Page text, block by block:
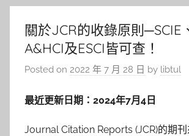
關於JCR的收錄原則─SCIE
A&HCI及ESCI皆可查！
Posted on 2022 年 7 月 28 日 by libtul
最近更新日期：2024年7月4日
Journal Citation Reports (JCR)的期